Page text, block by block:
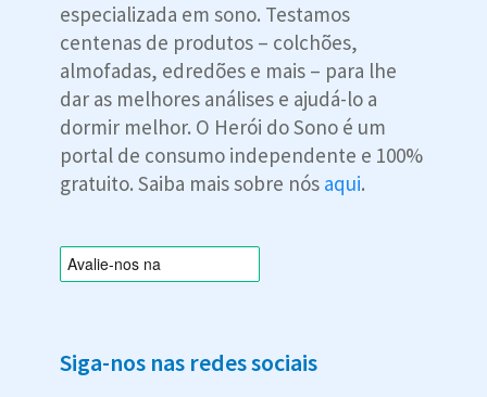
especializada em sono. Testamos
centenas de produtos – colchões,
almofadas, edredões e mais – para lhe
dar as melhores análises e ajudá-lo a
dormir melhor. O Herói do Sono é um
portal de consumo independente e 100%
gratuito. Saiba mais sobre nós aqui.
Siga-nos nas redes sociais